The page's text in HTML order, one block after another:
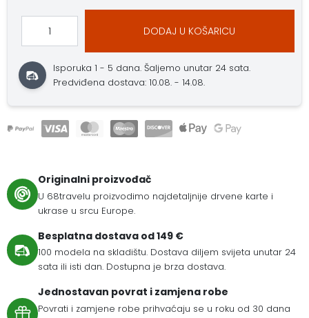
DODAJ U KOŠARICU
Isporuka 1 - 5 dana.Šaljemo unutar 24 sata.
Predviđena dostava: 10.08. - 14.08.
Originalni proizvođač
U 68travelu proizvodimo najdetaljnije drvene karte i
ukrase u srcu Europe.
Besplatna dostava od 149 €
100 modela na skladištu. Dostava diljem svijeta unutar 24
sata ili isti dan. Dostupna je brza dostava.
Jednostavan povrat i zamjena robe
Povrati i zamjene robe prihvaćaju se u roku od 30 dana